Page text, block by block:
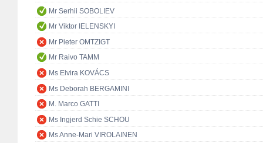
Mr Serhii SOBOLIEV
Mr Viktor IELENSKYI
Mr Pieter OMTZIGT
Mr Raivo TAMM
Ms Elvira KOVÁCS
Ms Deborah BERGAMINI
M. Marco GATTI
Ms Ingjerd Schie SCHOU
Ms Anne-Mari VIROLAINEN